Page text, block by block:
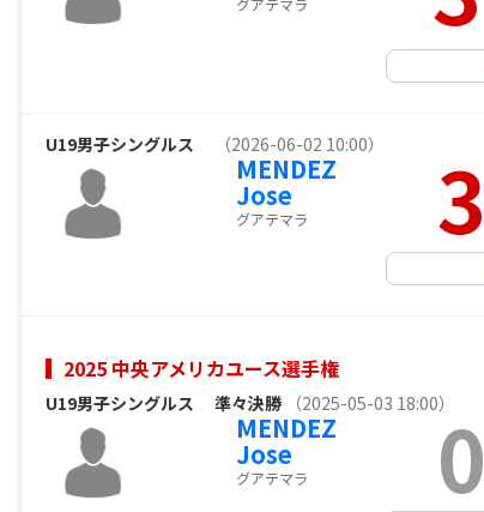
グアテマラ
U19男子シングルス （2026-06-02 10:00）
MENDEZ
Jose
グアテマラ 3
2025 中央アメリカユース選手権
U19男子シングルス 準々決勝 （2025-05-03 18:00）
MENDEZ
Jose
グアテマラ 0